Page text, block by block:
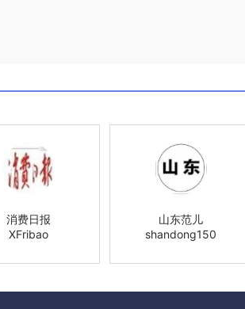
消费日报
XFribao
山东范儿
shandong150